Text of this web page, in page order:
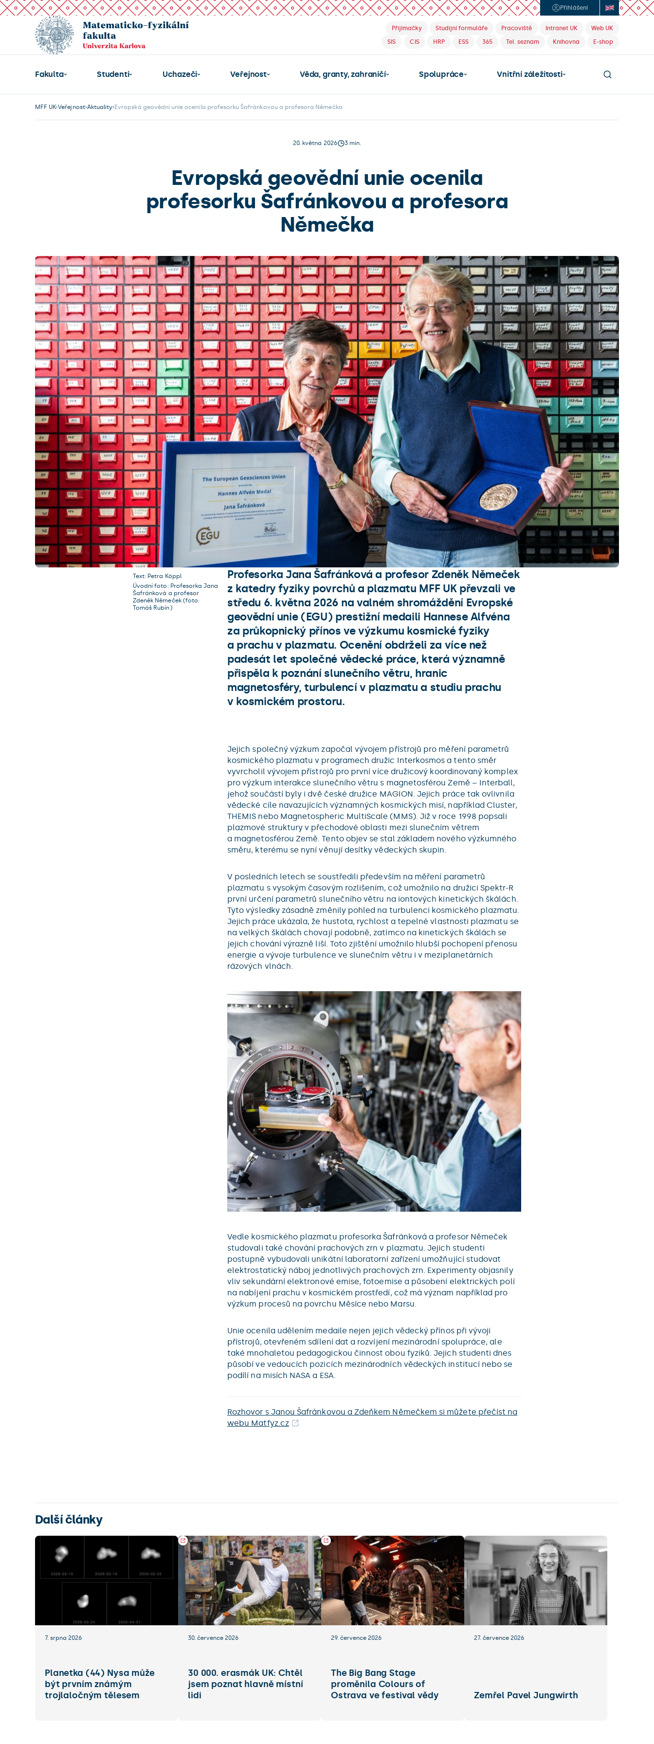
Přihlášení
Přijímačky Studijní formuláře Pracoviště Intranet UK
Web UK
SIS
CIS HRP ESS 365 Tel. seznam Knihovna E-shop
Fakulta Studenti Uchazeči Veřejnost Věda, granty, zahraničí Spolupráce Vnitřní záležitosti
MFF UK Veřejnost Aktuality Evropská geovědní unie ocenila profesorku Šafránkovou a profesora Němečka
20. května 2026 3 min.
Evropská geovědní unie ocenila
profesorku Šafránkovou a profesora
Němečka
Text: Petra Köppl
Úvodní foto: Profesorka Jana
Šafránková a profesor
Zdeněk Němeček (foto:
Tomáš Rubín)
Profesorka Jana Šafránková a profesor Zdeněk Němeček
z katedry fyziky povrchů a plazmatu MFF UK převzali ve
středu 6. května 2026 na valném shromáždění Evropské
geovědní unie (EGU) prestižní medaili Hannese Alfvéna
za průkopnický přínos ve výzkumu kosmické fyziky
a prachu v plazmatu. Ocenění obdrželi za více než
padesát let společné vědecké práce, která významně
přispěla k poznání slunečního větru, hranic
magnetosféry, turbulencí v plazmatu a studiu prachu
v kosmickém prostoru.
Jejich společný výzkum započal vývojem přístrojů pro měření parametrů
kosmického plazmatu v programech družic Interkosmos a tento směr
vyvrcholil vývojem přístrojů pro první více družicový koordinovaný komplex
pro výzkum interakce slunečního větru s magnetosférou Země – Interball,
jehož součástí byly i dvě české družice MAGION. Jejich práce tak ovlivnila
vědecké cíle navazujících významných kosmických misí, například Cluster,
THEMIS nebo Magnetospheric MultiScale (MMS). Již v roce 1998 popsali
plazmové struktury v přechodové oblasti mezi slunečním větrem
a magnetosférou Země. Tento objev se stal základem nového výzkumného
směru, kterému se nyní věnují desítky vědeckých skupin.
V posledních letech se soustředili především na měření parametrů
plazmatu s vysokým časovým rozlišením, což umožnilo na družici Spektr-R
první určení parametrů slunečního větru na iontových kinetických škálách.
Tyto výsledky zásadně změnily pohled na turbulenci kosmického plazmatu.
Jejich práce ukázala, že hustota, rychlost a tepelné vlastnosti plazmatu se
na velkých škálách chovají podobně, zatímco na kinetických škálách se
jejich chování výrazně liší. Toto zjištění umožnilo hlubší pochopení přenosu
energie a vývoje turbulence ve slunečním větru i v meziplanetárních
rázových vlnách.
Vedle kosmického plazmatu profesorka Šafránková a profesor Němeček
studovali také chování prachových zrn v plazmatu. Jejich studenti
postupně vybudovali unikátní laboratorní zařízení umožňující studovat
elektrostatický náboj jednotlivých prachových zrn. Experimenty objasnily
vliv sekundární elektronové emise, fotoemise a působení elektrických polí
na nabíjení prachu v kosmickém prostředí, což má význam například pro
výzkum procesů na povrchu Měsíce nebo Marsu.
Unie ocenila udělením medaile nejen jejich vědecký přínos při vývoji
přístrojů, otevřeném sdílení dat a rozvíjení mezinárodní spolupráce, ale
také mnohaletou pedagogickou činnost obou fyziků. Jejich studenti dnes
působí ve vedoucích pozicích mezinárodních vědeckých institucí nebo se
podílí na misích NASA a ESA.
Rozhovor s Janou Šafránkovou a Zdeňkem Němečkem si můžete přečíst na
webu Matfyz.cz
Další články
7. srpna 2026
Planetka (44) Nysa může
být prvním známým
trojlaločným tělesem
30. července 2026
30 000. erasmák UK: Chtěl
jsem poznat hlavně místní
lidi
29. července 2026
The Big Bang Stage
proměnila Colours of
Ostrava ve festival vědy
27. července 2026
Zemřel Pavel Jungwirth